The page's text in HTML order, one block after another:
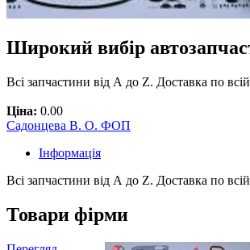
Широкий вибір
Всі запчастини від А до Z. Доставка по
Ціна: 0.00
Садонцева В. О. ФОП
Інформація
Всі запчастини від А до Z. Доставка по
Товари фірми